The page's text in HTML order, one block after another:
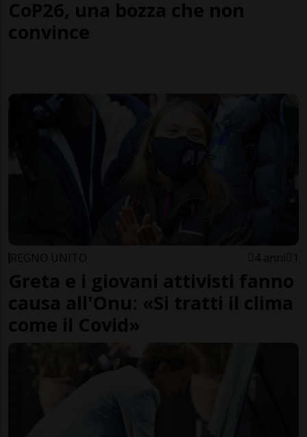
CoP26, una bozza che non
convince
REGNO UNITO 4 anni 1
Greta e i giovani attivisti fanno
causa all'Onu: «Si tratti il clima
come il Covid»